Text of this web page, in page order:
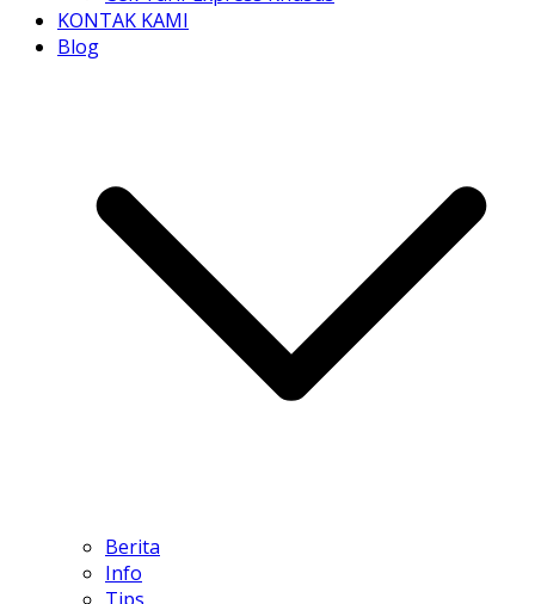
KONTAK KAMI
Blog
Berita
Info